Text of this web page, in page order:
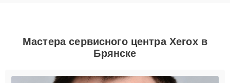
Мастера сервисного центра Xerox в
Брянске